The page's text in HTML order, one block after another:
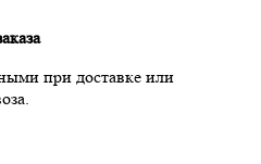
при доставке или